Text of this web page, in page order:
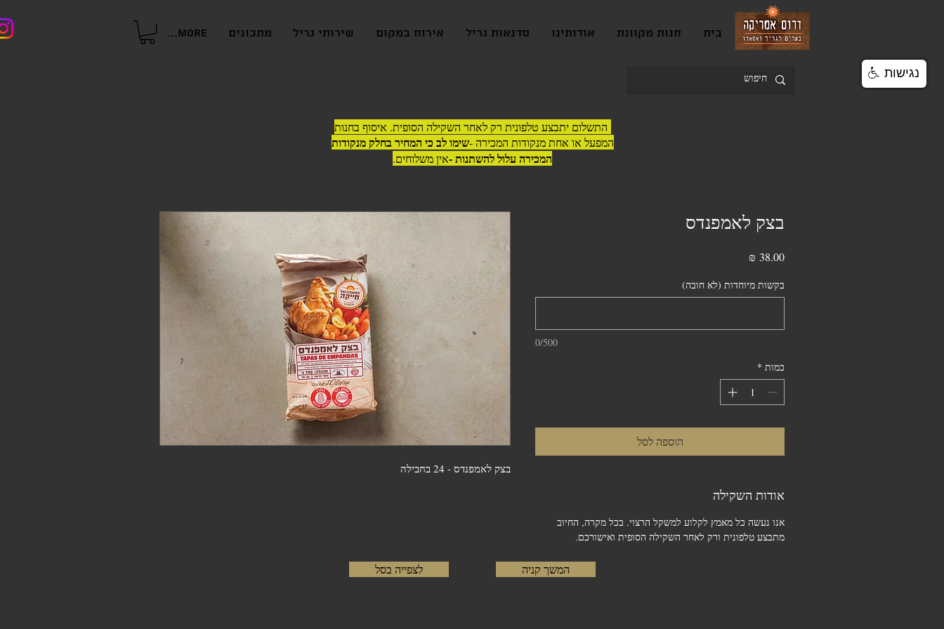
בית חנות מקוונת אודותינו סדנאות גריל אירוח במקום שירותי גריל מתכונים More...
התשלום יתבצע טלפונית רק לאחר השקילה הסופית. איסוף בחנות
המפעל או אחת מנקודות המכירה -שימו לב כי המחיר בחלק מנקודות
המכירה עלול להשתנות -אין משלוחים.
בצק לאמפנדס - 24 בחבילה
בצק לאמפנדס
בקשות מיוחדות (לא חובה)
0/500
כמות *
הוספה לסל
אודות השקילה
אנו נעשה כל מאמץ לקלוע למשקל הרצוי. בכל מקרה, החיוב
מתבצע טלפונית ורק לאחר השקילה הסופית ואישורכם.
לצפייה בסל המשך קניה
נגישות